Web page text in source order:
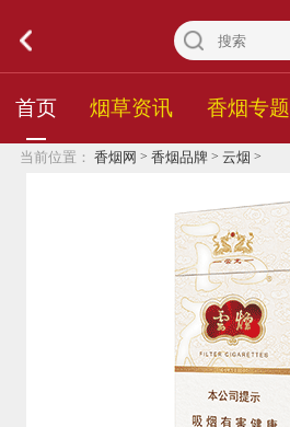
首页 烟草资讯 香烟专题
当前位置： 香烟网 > 香烟品牌 > 云烟 >